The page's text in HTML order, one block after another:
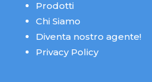
Prodotti
Chi Siamo
Diventa nostro agente!
Privacy Policy